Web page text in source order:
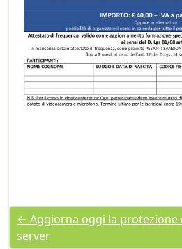
← Aggiorna oggi la
server